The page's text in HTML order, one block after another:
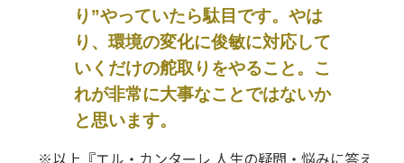
り”やっていたら駄目です。やは
り、環境の変化に俊敏に対応して
いくだけの舵取りをやること。こ
れが非常に大事なことではないか
と思います。
※以上『エル・カンターレ 人生の疑問・悩みに答え